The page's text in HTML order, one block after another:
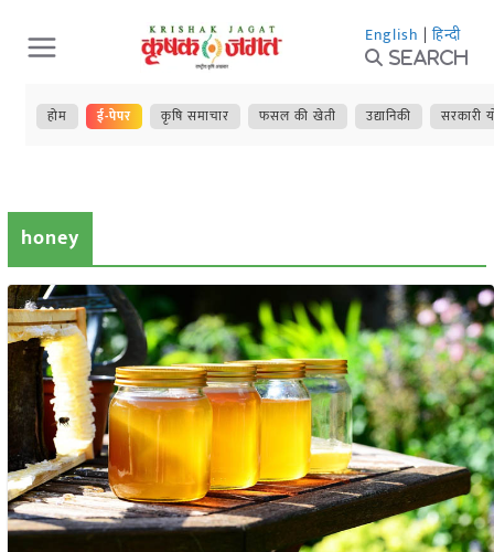
Skip
to
content
English | हिन्दी
Search
होम ई-पेपर कृषि समाचार फसल की खेती उद्यानिकी सरकारी
honey